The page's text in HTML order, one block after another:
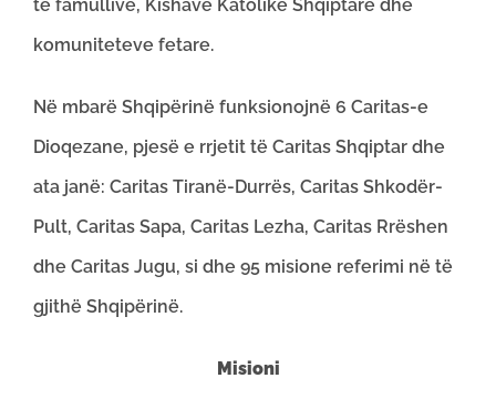
të famullive, Kishave Katolike Shqiptare dhe
komuniteteve fetare.
Në mbarë Shqipërinë funksionojnë 6 Caritas-e
Dioqezane, pjesë e rrjetit të Caritas Shqiptar dhe
ata janë: Caritas Tiranë-Durrës, Caritas Shkodër-
Pult, Caritas Sapa, Caritas Lezha, Caritas Rrëshen
dhe Caritas Jugu, si dhe 95 misione referimi në të
gjithë Shqipërinë.
Misioni